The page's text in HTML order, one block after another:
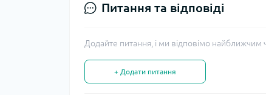
Питання та відповіді
Додайте питання, і ми відповімо найближчим
+ Додати питання